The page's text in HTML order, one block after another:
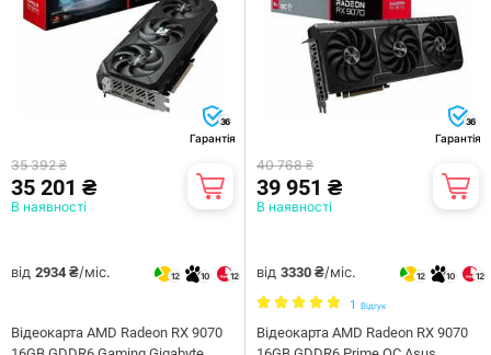
36
Гарантія
35 392 ₴
35 201 ₴
В наявності
від 2934 ₴/міс. 12 10 12
Відеокарта AMD Radeon RX 9070
36
Гарантія
40 768 ₴
39 951 ₴
В наявності
від 3330 ₴/міс. 12 10 12
1 Відгук
Відеокарта AMD Radeon RX 9070